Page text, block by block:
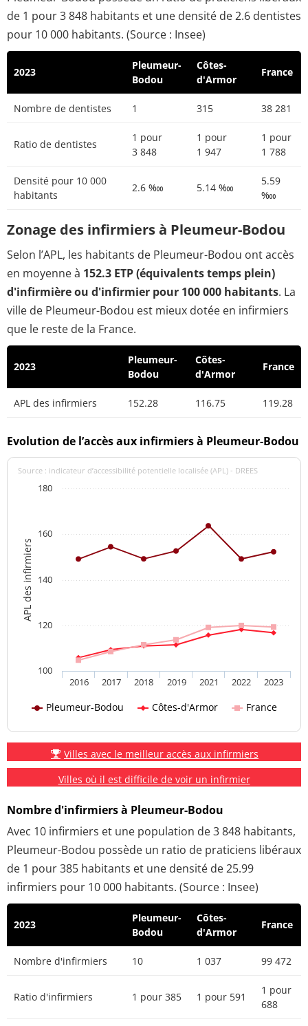
de 1 pour 3 848 habitants et une densité de 2.6 dentistes
pour 10 000 habitants. (Source : Insee)
2023
Pleumeur-
Bodou
Côtes-
d'Armor
France
Nombre de dentistes 1 315 38 281
Ratio de dentistes
1 pour
3 848
1 pour
1 947
1 pour
1 788
Densité pour 10 000
habitants
2.6 ‱ 5.14 ‱
5.59
‱
Zonage des infirmiers à Pleumeur-Bodou
Selon l’APL, les habitants de Pleumeur-Bodou ont accès
en moyenne à 152.3 ETP (équivalents temps plein)
d'infirmière ou d'infirmier pour 100 000 habitants. La
ville de Pleumeur-Bodou est mieux dotée en infirmiers
que le reste de la France.
2023
Pleumeur-
Bodou
Côtes-
d'Armor
France
APL des infirmiers 152.28 116.75 119.28
Evolution de l’accès aux infirmiers à Pleumeur-Bodou
APL des infirmiers
Source : indicateur d’accessibilité potentielle localisée (APL) - DREES
Pleumeur-Bodou Côtes-d'Armor France
2016 2017 2018 2019 2021 2022 2023
100
120
140
160
180
Villes avec le meilleur accès aux infirmiers
Villes où il est difficile de voir un infirmier
Nombre d'infirmiers à Pleumeur-Bodou
Avec 10 infirmiers et une population de 3 848 habitants,
Pleumeur-Bodou possède un ratio de praticiens libéraux
de 1 pour 385 habitants et une densité de 25.99
infirmiers pour 10 000 habitants. (Source : Insee)
2023
Pleumeur-
Bodou
Côtes-
d'Armor
France
Nombre d'infirmiers 10 1 037 99 472
Ratio d'infirmiers 1 pour 385 1 pour 591
1 pour
688